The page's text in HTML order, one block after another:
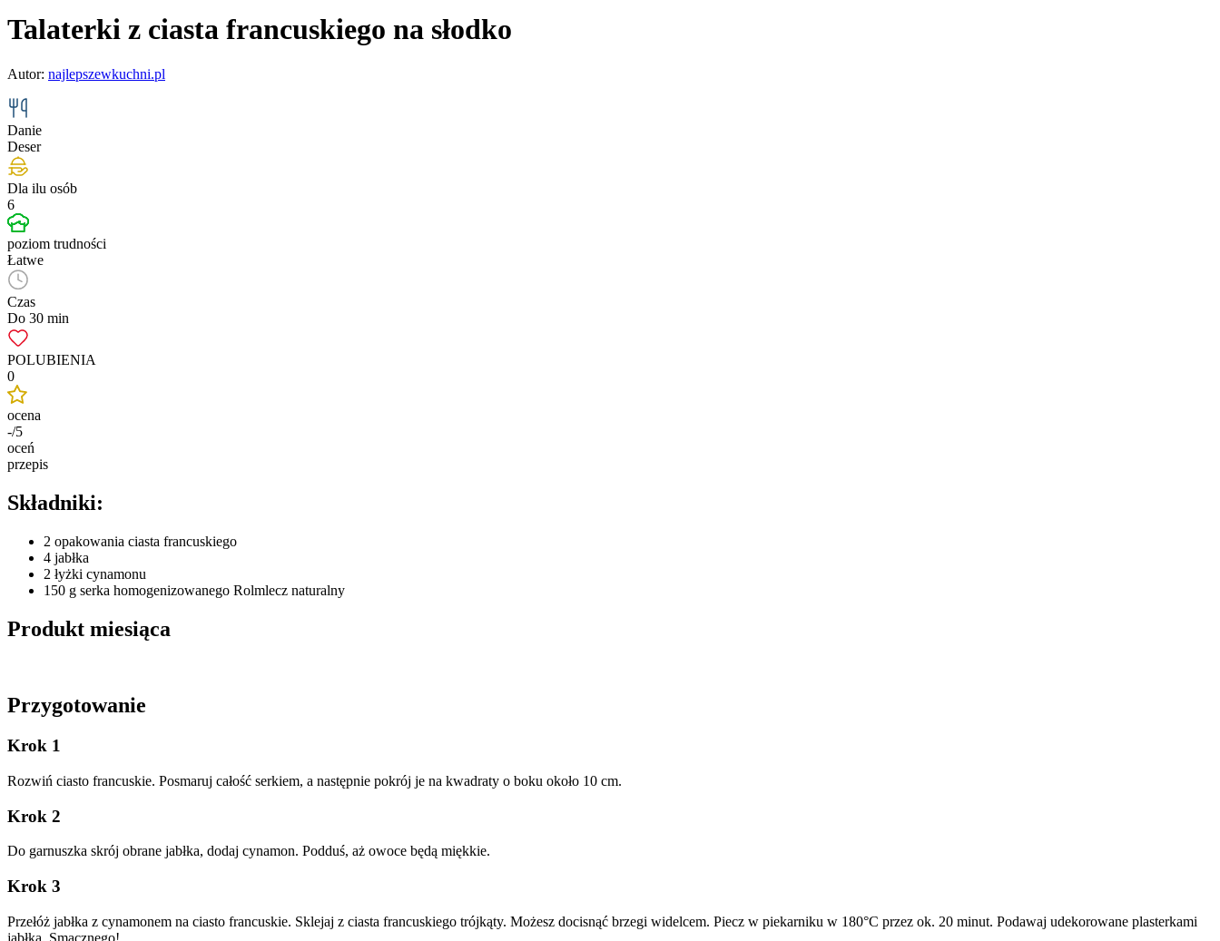
Talaterki z ciasta francuskiego na słodko
Autor: najlepszewkuchni.pl
Danie
Deser
Dla ilu osób
6
poziom trudności
Łatwe
Czas
Do 30 min
POLUBIENIA
0
ocena
-/5
oceń
przepis
Składniki:
2 opakowania ciasta francuskiego
4 jabłka
2 łyżki cynamonu
150 g serka homogenizowanego Rolmlecz naturalny
Produkt miesiąca
Przygotowanie
Krok 1
Rozwiń ciasto francuskie. Posmaruj całość serkiem, a następnie pokrój je na kwadraty o boku około 10 cm.
Krok 2
Do garnuszka skrój obrane jabłka, dodaj cynamon. Podduś, aż owoce będą miękkie.
Krok 3
Przełóż jabłka z cynamonem na ciasto francuskie. Sklejaj z ciasta francuskiego trójkąty. Możesz docisnąć brzegi widelcem. Piecz w piekarniku w 180°C przez ok. 20 minut. Podawaj udekorowane plasterkami
jabłka. Smacznego!